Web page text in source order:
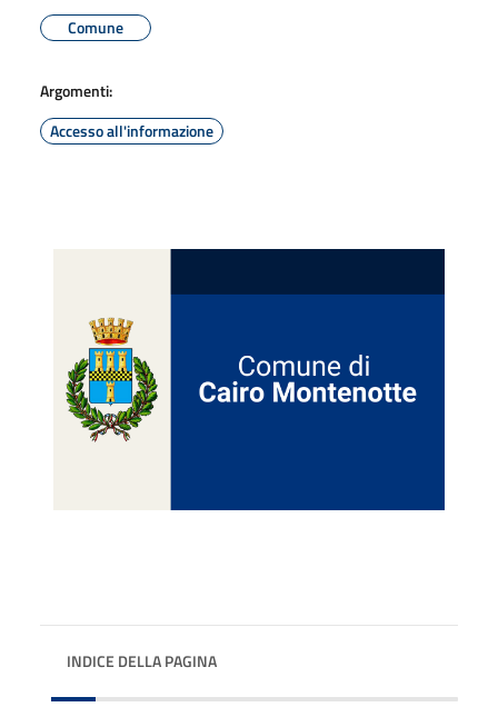
Comune
Argomenti:
Accesso all'informazione
INDICE DELLA PAGINA